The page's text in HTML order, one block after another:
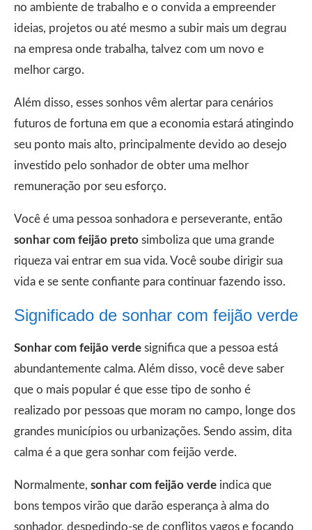
no ambiente de trabalho e o convida a empreender
ideias, projetos ou até mesmo a subir mais um degrau
na empresa onde trabalha, talvez com um novo e
melhor cargo.
Além disso, esses sonhos vêm alertar para cenários
futuros de fortuna em que a economia estará atingindo
seu ponto mais alto, principalmente devido ao desejo
investido pelo sonhador de obter uma melhor
remuneração por seu esforço.
Você é uma pessoa sonhadora e perseverante, então
sonhar com feijão preto simboliza que uma grande
riqueza vai entrar em sua vida. Você soube dirigir sua
vida e se sente confiante para continuar fazendo isso.
Significado de sonhar com feijão verde
Sonhar com feijão verde significa que a pessoa está
abundantemente calma. Além disso, você deve saber
que o mais popular é que esse tipo de sonho é
realizado por pessoas que moram no campo, longe dos
grandes municípios ou urbanizações. Sendo assim, dita
calma é a que gera sonhar com feijão verde.
Normalmente, sonhar com feijão verde indica que
bons tempos virão que darão esperança à alma do
sonhador, despedindo-se de conflitos vagos e focando